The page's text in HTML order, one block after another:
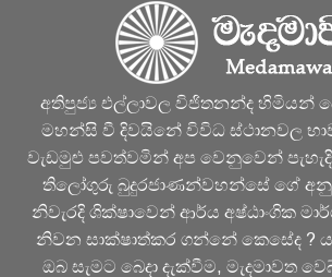
අතිපුජ්‍ය එල්ලාවල විජිතනන්ද හිමියන්
මහන්සි වී දිවයිනේ විවිධ ස්ථානවල
වැඩමුළු පවත්වමින් අප වෙනුවෙන්
තිලෝගුරු බුදුරජාණන්වහන්සේ ගේ
නිවැරදි ශික්ෂාවෙන් ආර්ය අෂ්ඨාංගික
නිවන සාක්ෂාත්කර ගන්නේ කෙසේද ?
ඔබ සැමට බෙදා දැක්වීම, මැදමාවත